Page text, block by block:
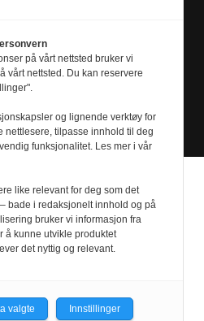
Design- Powered by
på vårt nettsted bruker vi
vårt nettsted. Du kan reservere
og lignende verktøy for
nettlesere, tilpasse innhold til deg
funksjonalitet. Les mer i vår
like relevant for deg som det
bade i redaksjonelt innhold og på
bruker vi informasjon fra
å kunne utvikle produktet
det nyttig og relevant.
valgte Innstillinger